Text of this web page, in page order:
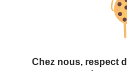
Chez nous, respect